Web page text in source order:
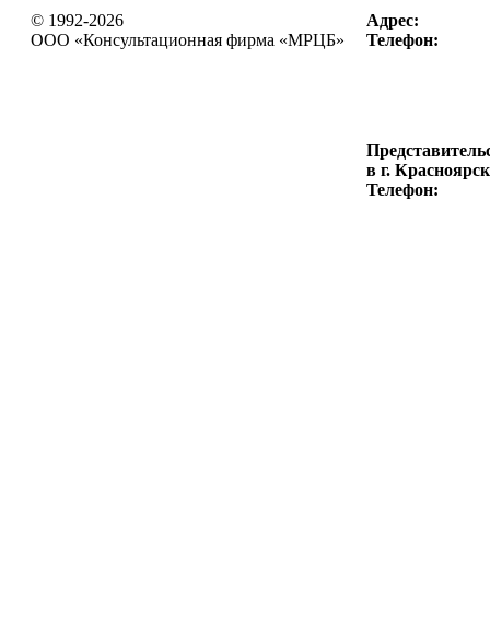
© 1992-2026
OOO «Консультационная фирма «МРЦБ»
Адрес:
Телефон:
в г.
Телефон: